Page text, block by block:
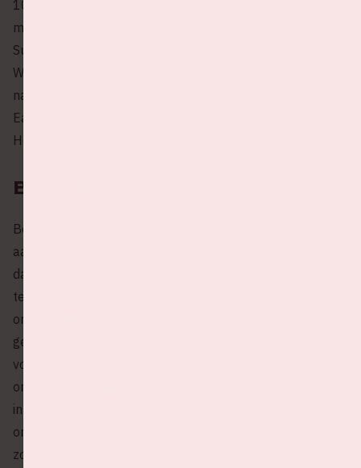
10 mei 2023 van start in de Friends Arena in Stockholm,
met shows door heel Europa in o.a. Cardiff, Edinburgh,
Sunderland, Parijs, Londen, Marseille, Amsterdam,
Warschau en meer. Vervolgens reist de tour verder door
naar Noord-Amerika met o.a. stops in Toronto, Chicago,
East Rutherford, Atlanta, Las Vegas, Los Angeles en
Houston.
BeyGOOD
Beyoncé zal bij deze tour weer haar steentje bijdragen
aan een betere wereld met BeyGOOD. Dit is een initiatief
dat ze in 2013 oprichtte om mensen over de hele wereld
te ondersteunen. Zo steunt het initiatief onder andere
organisaties die gemarginaliseerde en achtergestelde
gemeenschappen ondersteunen, mogelijkheden bieden
voor stages en middelen bieden om ondernemerschap te
ondersteunen. Tijdens de Renaissance Tour zal BeyGOOD
in meerdere steden Black Parade Route-lunches
organiseren, waarbij eigenaren van kleine bedrijven in het
zonnetje worden gezet. In het totaal worden er duizend